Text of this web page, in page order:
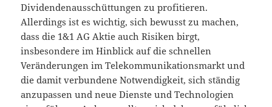
Dividendenausschüttungen zu profitieren.
Allerdings ist es wichtig, sich bewusst zu machen,
dass die 1&1 AG Aktie auch Risiken birgt,
insbesondere im Hinblick auf die schnellen
Veränderungen im Telekommunikationsmarkt und
die damit verbundene Notwendigkeit, sich ständig
anzupassen und neue Dienste und Technologien